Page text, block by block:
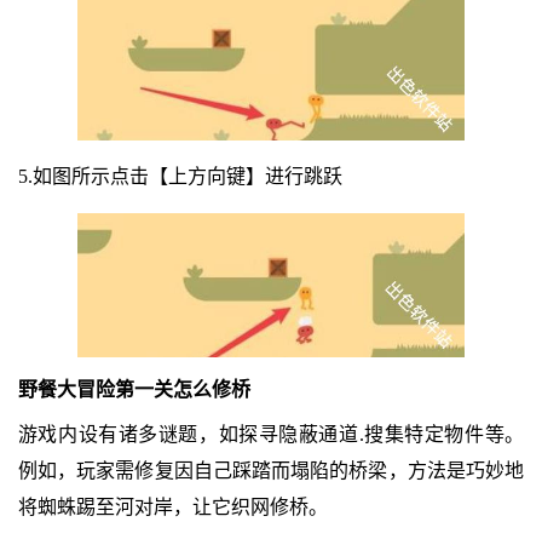
5.如图所示点击【上方向键】进行跳跃
野餐大冒险第一关怎么修桥
游戏内设有诸多谜题，如探寻隐蔽通道.搜集特定物件等。
例如，玩家需修复因自己踩踏而塌陷的桥梁，方法是巧妙地
将蜘蛛踢至河对岸，让它织网修桥。